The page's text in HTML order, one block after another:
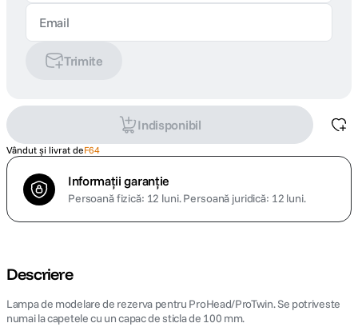
Trimite
Indisponibil
Vândut și livrat deF64
Informații garanție
Persoană fizică: 12 luni.Persoană juridică: 12 luni.
Descriere
Lampa de modelare de rezerva pentru ProHead/ProTwin. Se potriveste
numai la capetele cu un capac de sticla de 100 mm.